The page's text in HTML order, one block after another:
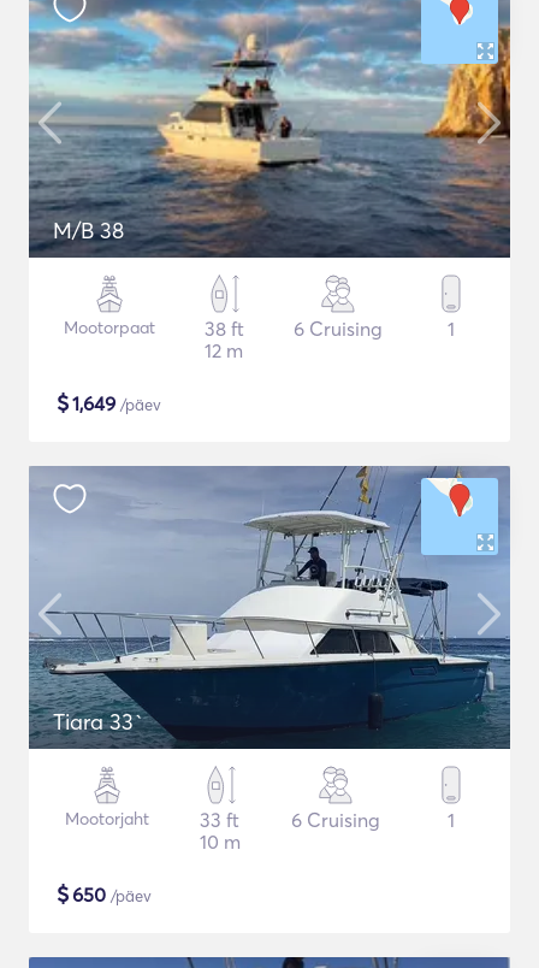
M/B 38
Mootorpaat
38 ft
12 m
6 Cruising 1
$1,649 /päev
Tiara 33`
Mootorjaht
33 ft
10 m
6 Cruising 1
$650 /päev